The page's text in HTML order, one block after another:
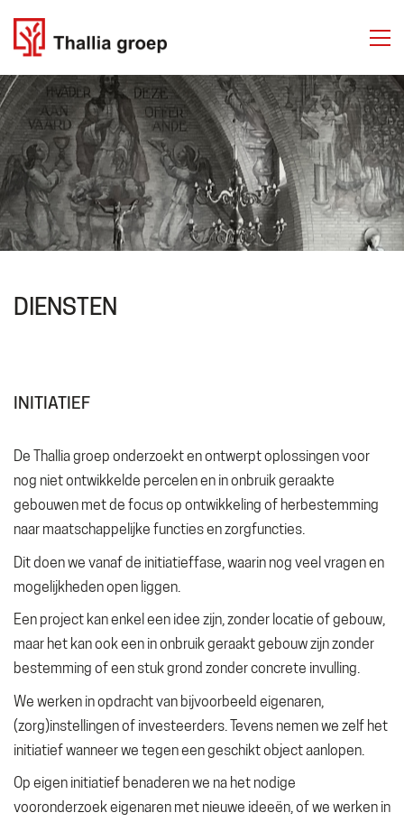
DIENSTEN
INITIATIEF
De Thallia groep onderzoekt en ontwerpt oplossingen voor
nog niet ontwikkelde percelen en in onbruik geraakte
gebouwen met de focus op ontwikkeling of herbestemming
naar maatschappelijke functies en zorgfuncties.
Dit doen we vanaf de initiatieffase, waarin nog veel vragen en
mogelijkheden open liggen.
Een project kan enkel een idee zijn, zonder locatie of gebouw,
maar het kan ook een in onbruik geraakt gebouw zijn zonder
bestemming of een stuk grond zonder concrete invulling.
We werken in opdracht van bijvoorbeeld eigenaren,
(zorg)instellingen of investeerders. Tevens nemen we zelf het
initiatief wanneer we tegen een geschikt object aanlopen.
Op eigen initiatief benaderen we na het nodige
vooronderzoek eigenaren met nieuwe ideeën, of we werken in